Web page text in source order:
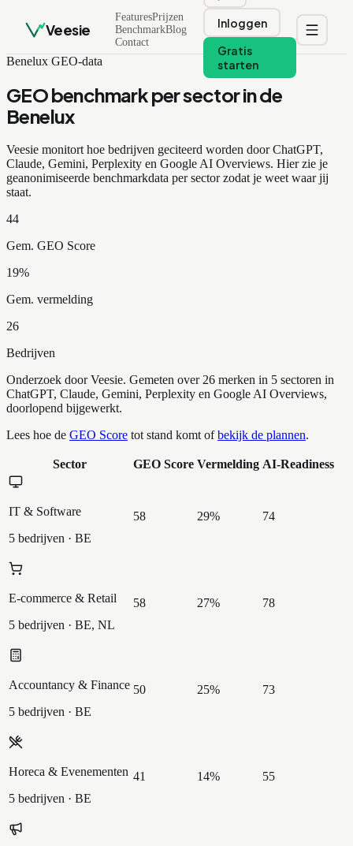
Veesie
FeaturesPrijzen
BenchmarkBlog
Contact
Inloggen
Gratis
starten
Benelux GEO-data
GEO benchmark per sector in de
Benelux
Veesie monitort hoe bedrijven geciteerd worden door ChatGPT,
Claude, Gemini, Perplexity en Google AI Overviews. Hier zie je
geanonimiseerde benchmarkdata per sector zodat je weet waar jij
staat.
44
Gem. GEO Score
19%
Gem. vermelding
26
Bedrijven
Onderzoek door Veesie. Gemeten over 26 merken in 5 sectoren in
ChatGPT, Claude, Gemini, Perplexity en Google AI Overviews,
doorlopend bijgewerkt.
Lees hoe de GEO Score tot stand komt ofbekijk de plannen.
Sector GEO Score Vermelding AI-Readiness
IT & Software
5 bedrijven · BE
58 29% 74
E-commerce & Retail
5 bedrijven · BE, NL
58 27% 78
Accountancy & Finance
5 bedrijven · BE
50 25% 73
Horeca & Evenementen
5 bedrijven · BE
41 14% 55